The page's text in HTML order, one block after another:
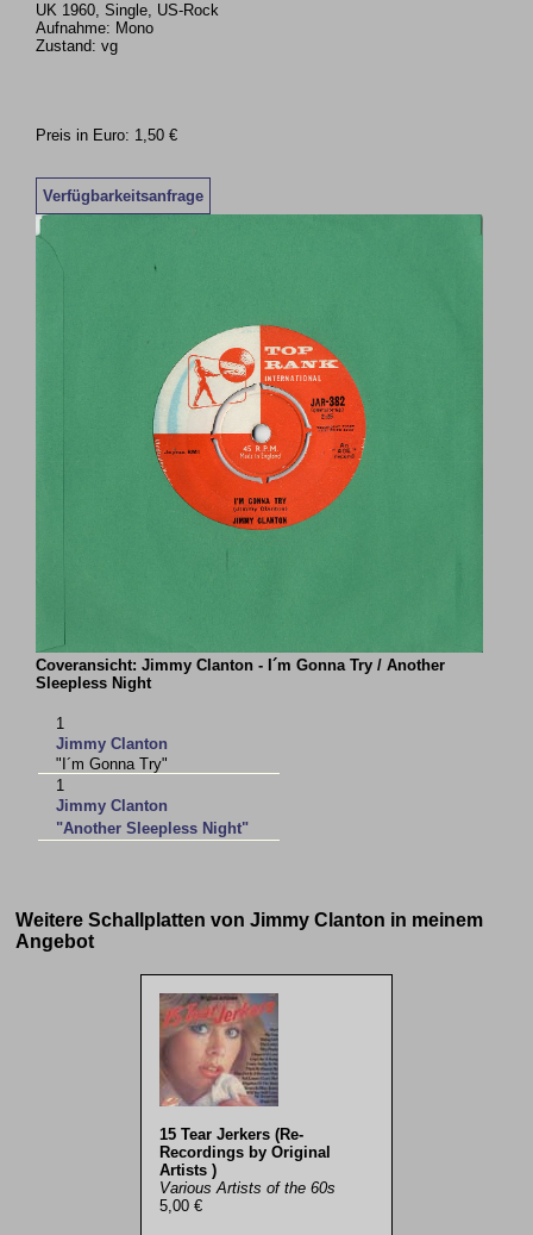
UK 1960, Single, US-Rock
Aufnahme: Mono
Zustand: vg
Preis in Euro: 1,50 €
Verfügbarkeitsanfrage
Coveransicht: Jimmy Clanton - I´m Gonna Try / Another
Sleepless Night
1
Jimmy Clanton
"I´m Gonna Try"
1
Jimmy Clanton
"Another Sleepless Night"
Weitere Schallplatten von Jimmy Clanton in meinem
Angebot
15 Tear Jerkers (Re-
Recordings by Original
Artists )
Various Artists of the 60s
5,00 €